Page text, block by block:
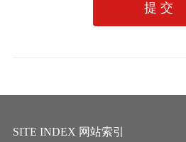
提 交
SITE INDEX 网站索引